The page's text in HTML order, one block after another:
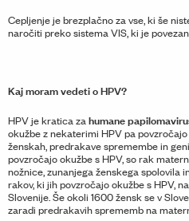
Cepljenje je brezplačno za vse, ki še
naročiti preko sistema VIS, ki je
Kaj moram vedeti o HPV?
HPV je kratica zahumane
okužbe z nekaterimi HPV pa
ženskah, predrakave spremembe in
povzročajo okužbe s HPV, so rak
nožnice, zunanjega ženskega spolovila
rakov, ki jih povzročajo okužbe s HPV,
Slovenije. Še okoli 1600 žensk se v
zaradi predrakavih sprememb na